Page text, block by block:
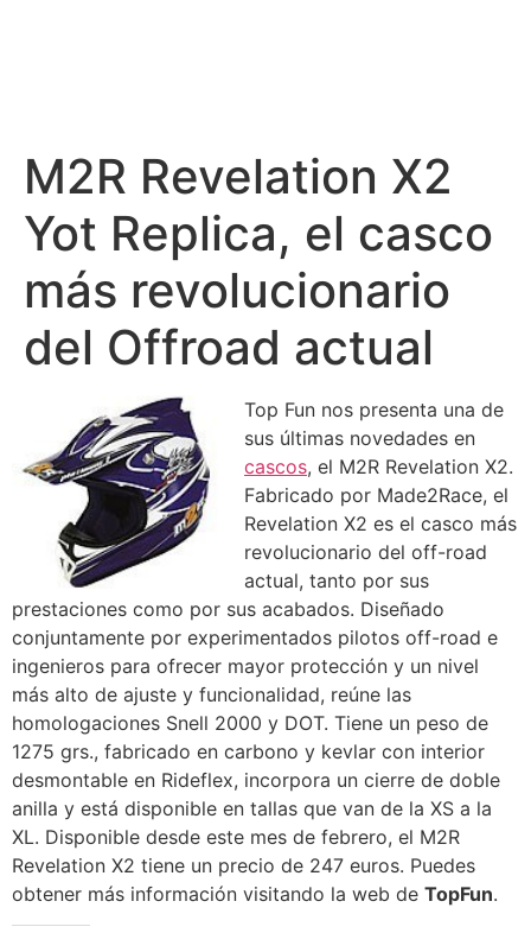
M2R Revelation X2
Yot Replica, el casco
más revolucionario
del Offroad actual
Top Fun nos presenta una de
sus últimas novedades en
cascos, el M2R Revelation X2.
Fabricado por Made2Race, el
Revelation X2 es el casco más
revolucionario del off-road
actual, tanto por sus
prestaciones como por sus acabados. Diseñado
conjuntamente por experimentados pilotos off-road e
ingenieros para ofrecer mayor protección y un nivel
más alto de ajuste y funcionalidad, reúne las
homologaciones Snell 2000 y DOT. Tiene un peso de
1275 grs., fabricado en carbono y kevlar con interior
desmontable en Rideflex, incorpora un cierre de doble
anilla y está disponible en tallas que van de la XS a la
XL. Disponible desde este mes de febrero, el M2R
Revelation X2 tiene un precio de 247 euros. Puedes
obtener más información visitando la web de TopFun.